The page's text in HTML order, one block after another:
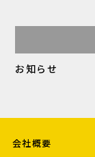
お知らせ
会社概要